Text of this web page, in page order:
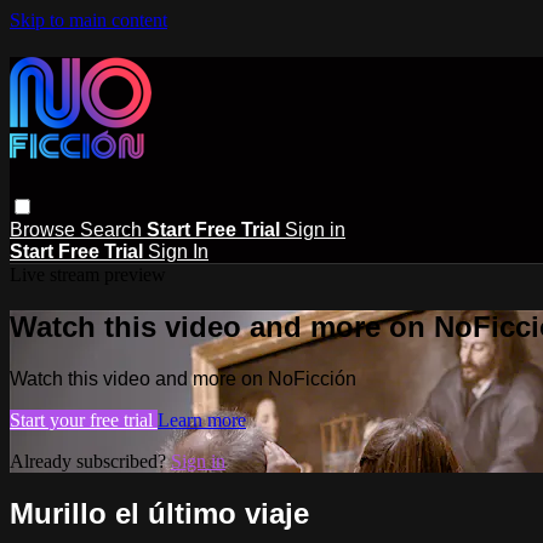
Skip to main content
Browse Search Start Free Trial Sign in
Start Free Trial Sign In
Watch this video and more on
Watch this video and more on NoFicción
Start your free trial Learn more
Already subscribed?Sign in
Murillo el último viaje